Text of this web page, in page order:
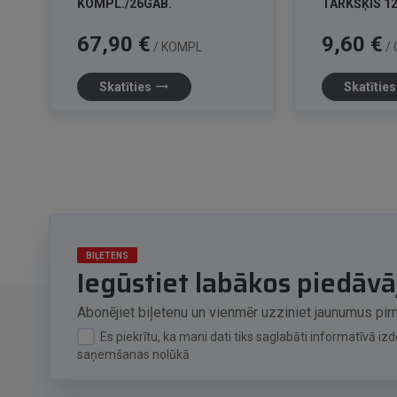
KOMPL./26GAB.
Cena
67,90 € / KOMPL
Skatīties trending_flat
TARKŠĶIS
Cena
9,60 € /
Skatīties
BIĻETENS
Iegūstiet labākos
Abonējiet biļetenu un vienmēr uzziniet jaunumus
Es piekrītu, ka mani dati tiks saglabāti informatīvā
saņemšanas nolūkā